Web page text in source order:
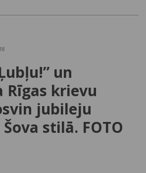
un
Rīgas krievu
jubileju
stilā. FOTO